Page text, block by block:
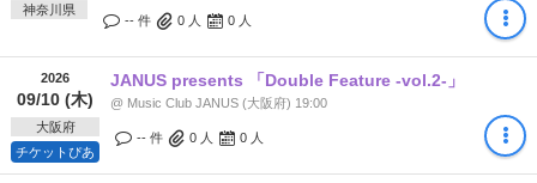
神奈川県
-- 件 0 人 0 人
2026
09/10 (木)
大阪府
チケットぴあ
JANUS presents 「Double Feature -vol.2-」
@ Music Club JANUS (大阪府) 19:00
-- 件 0 人 0 人